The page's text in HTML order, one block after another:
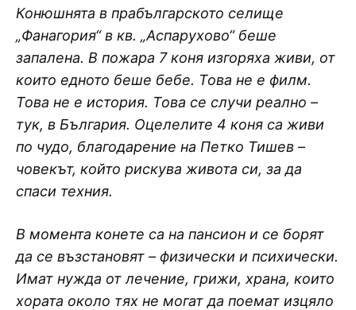
Конюшнята в прабългарското селище
„Фанагория“ в кв. „Аспарухово“ беше
запалена. В пожара 7 коня изгоряха живи, от
които едното беше бебе. Това не е филм.
Това не е история. Това се случи реално –
тук, в България. Оцелелите 4 коня са живи
по чудо, благодарение на Петко Тишев –
човекът, който рискува живота си, за да
спаси техния.
В момента конете са на пансион и се борят
да се възстановят – физически и психически.
Имат нужда от лечение, грижи, храна, които
хората около тях не могат да поемат изцяло